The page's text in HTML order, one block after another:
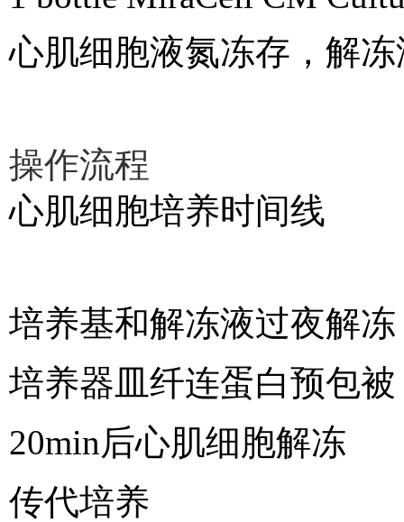
心肌细胞液氮冻存，解
操作流程
心肌细胞培养时间线
培养基和解冻液过夜解冻
培养器皿纤连蛋白预包被
20min后心肌细胞解冻
传代培养